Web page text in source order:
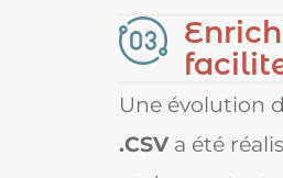
Une évolution
.CSVa été